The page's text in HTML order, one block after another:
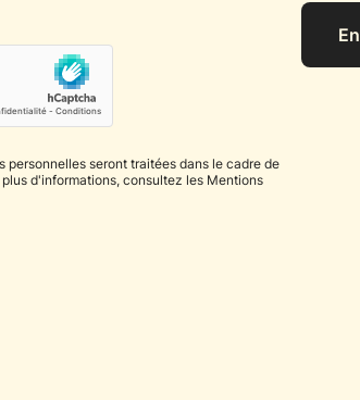
personnelles seront traitées dans le cadre de
d'informations, consultez les Mentions